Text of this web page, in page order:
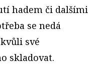
hadem či dalšími
se nedá
své
skladovat.